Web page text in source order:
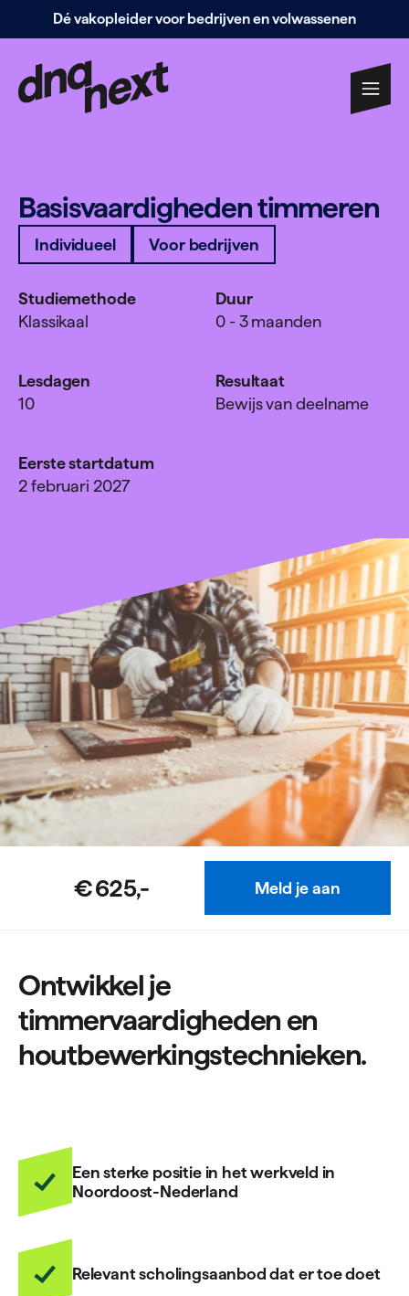
Navigatie
Dé vakopleider voor bedrijven en volwassenen
Basis­vaar­digheden timmeren
Individueel Voor bedrijven
Studiemethode
Klassikaal
Duur
0 - 3 maanden
Lesdagen
10
Resultaat
Bewijs van deelname
Eerste startdatum
2 februari 2027
€ 625,- Meld je aan
Ontwikkel je
timmervaardigheden en
houtbewerkingstechnieken.
Een sterke positie in het werkveld in
Noordoost-Nederland
Relevant scholingsaanbod dat er toe doet